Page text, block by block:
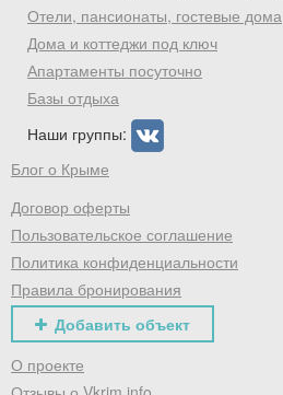
Отели, пансионаты, гостевые дома
Дома и коттеджи под ключ
Апартаменты посуточно
Базы отдыха
Наши группы:
Блог о Крыме
Договор оферты
Пользовательское соглашение
Политика конфиденциальности
Правила бронирования
Добавить объект
О проекте